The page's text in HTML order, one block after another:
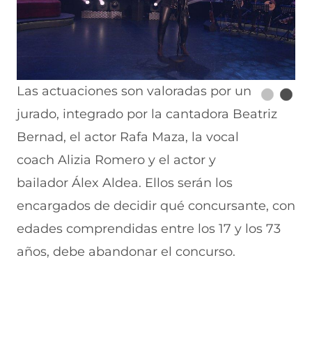
Las actuaciones son valoradas por un
jurado, integrado por la cantadora Beatriz
Bernad, el actor Rafa Maza, la vocal
coach Alizia Romero y el actor y
bailador Álex Aldea. Ellos serán los
encargados de decidir qué concursante, con
edades comprendidas entre los 17 y los 73
años, debe abandonar el concurso.